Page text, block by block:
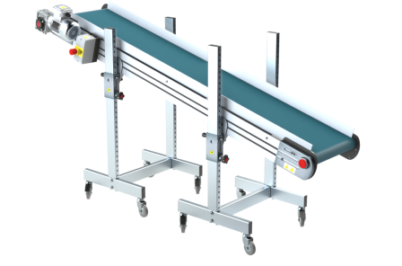
ausziehbare Elemente aus
druckgegossener Alu-Legierung, Beine
aus verzinktem Metallrohr, Stellfüße
Förderfläche
PU Oberfläche in Mattblau
Antrieb
direkt, Zug (linke Seite), 3-phasiger
Asynchronmotor für Mehrfachspannung